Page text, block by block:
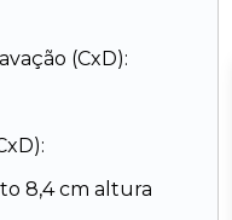
(CxD):
8,4 cm altura